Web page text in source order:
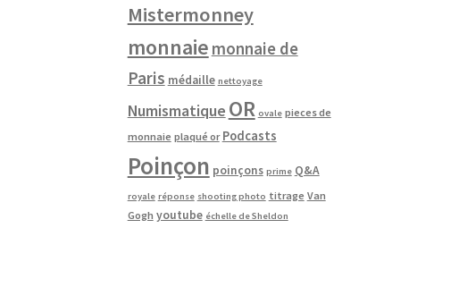
Mistermonney
monnaie monnaie de
Paris médaille nettoyage
Numismatique OR ovale pieces de
monnaie plaqué or Podcasts
Poinçon poinçons prime Q&A
royale réponse shooting photo titrage Van
Gogh youtube échelle de Sheldon